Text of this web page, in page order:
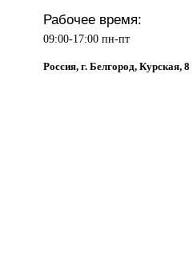
Рабочее время:
09:00-17:00 пн-пт
Россия, г. Белгород, Курская, 8